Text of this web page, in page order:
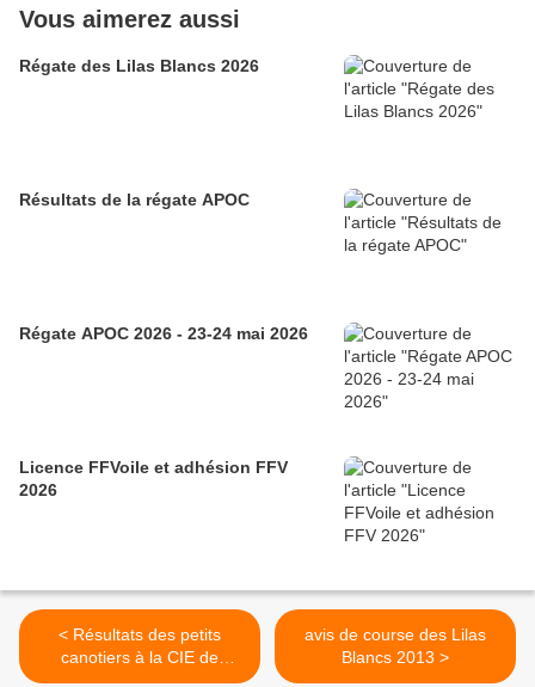
Vous aimerez aussi
Régate des Lilas Blancs 2026
Résultats de la régate APOC
Régate APOC 2026 - 23-24 mai 2026
Licence FFVoile et adhésion FFV
2026
< Résultats des petits
canotiers à la CIE de
CROZON
avis de course des Lilas
Blancs 2013 >